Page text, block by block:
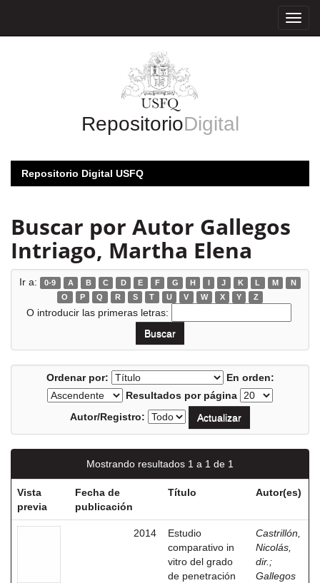
RepositorioDigital
Repositorio Digital USFQ
Buscar por Autor Gallegos
Intriago, Martha Elena
Ir a: 0-9 A B C D E F G H I J K L M
N
O
P Q R S T U V W X Y Z
O introducir las primeras letras:
Ordenar por:
En orden:
Resultados por página
Autor/Registro:
Mostrando resultados 1 a 1 de 1
Vista
previa
Fecha de
publicación
Título Autor(es)
2014
Estudio
comparativo in
vitro del grado
de penetración
Castrillón,
Nicolás,
dir. ;
Gallegos